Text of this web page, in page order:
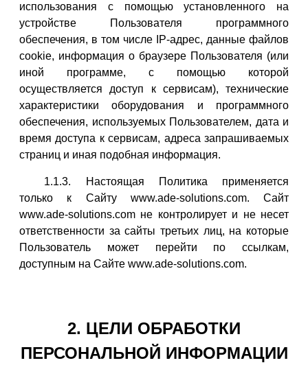
использования с помощью установленного на
устройстве Пользователя программного
обеспечения, в том числе IP-адрес, данные файлов
cookie, информация о браузере Пользователя (или
иной программе, с помощью которой
осуществляется доступ к сервисам), технические
характеристики оборудования и программного
обеспечения, используемых Пользователем, дата и
время доступа к сервисам, адреса запрашиваемых
страниц и иная подобная информация.
1.1.3. Настоящая Политика применяется
только к Сайту www.ade-solutions.com. Сайт
www.ade-solutions.com не контролирует и не несет
ответственности за сайты третьих лиц, на которые
Пользователь может перейти по ссылкам,
доступным на Сайте www.ade-solutions.com.
2. ЦЕЛИ ОБРАБОТКИ
ПЕРСОНАЛЬНОЙ ИНФОРМАЦИИ